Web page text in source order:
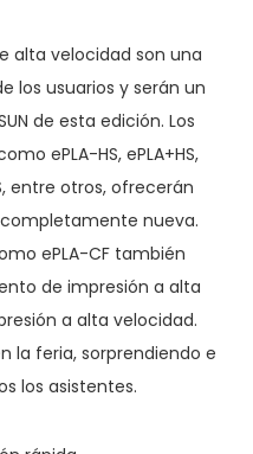
alta velocidad son una
los usuarios y serán un
de esta edición. Los
ePLA-HS, ePLA+HS,
entre otros, ofrecerán
nueva.
ePLA-CF también
de impresión a alta
a alta velocidad.
la feria, sorprendiendo e
los asistentes.